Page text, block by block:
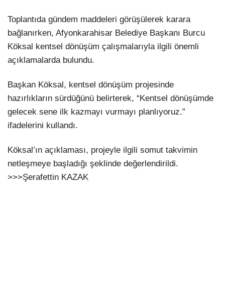
Toplantıda gündem maddeleri görüşülerek karara
bağlanırken, Afyonkarahisar Belediye Başkanı Burcu
Köksal kentsel dönüşüm çalışmalarıyla ilgili önemli
açıklamalarda bulundu.
Başkan Köksal, kentsel dönüşüm projesinde
hazırlıkların sürdüğünü belirterek, “Kentsel dönüşümde
gelecek sene ilk kazmayı vurmayı planlıyoruz.”
ifadelerini kullandı.
Köksal’ın açıklaması, projeyle ilgili somut takvimin
netleşmeye başladığı şeklinde değerlendirildi.
>>>Şerafettin KAZAK